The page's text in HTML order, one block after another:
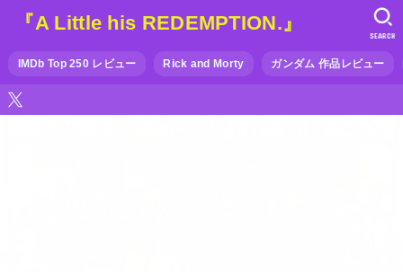
『A Little his REDEMPTION.』
IMDb Top 250 レビュー Rick and Morty ガンダム 作品レビュー
SEARCH